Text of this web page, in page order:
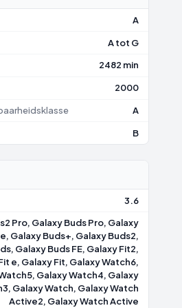
A
A tot G
2482 min
2000
A
B
3.6
Pro, Galaxy Buds Pro, Galaxy
Galaxy Buds+, Galaxy Buds2,
Galaxy Buds FE, Galaxy Fit2,
e, Galaxy Fit, Galaxy Watch6,
Galaxy Watch4, Galaxy
Galaxy Watch, Galaxy Watch
Active2, Galaxy Watch Active